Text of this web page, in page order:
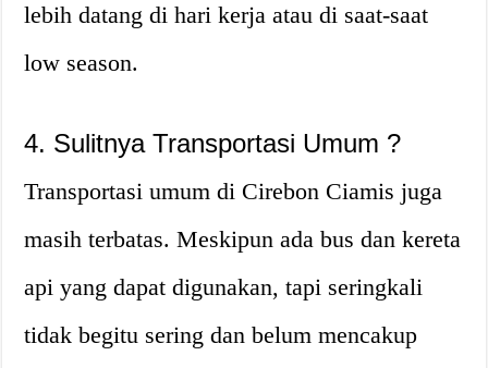
lebih datang di hari kerja atau di saat-saat
low season.
4. Sulitnya Transportasi Umum ?
Transportasi umum di Cirebon Ciamis juga
masih terbatas. Meskipun ada bus dan kereta
api yang dapat digunakan, tapi seringkali
tidak begitu sering dan belum mencakup